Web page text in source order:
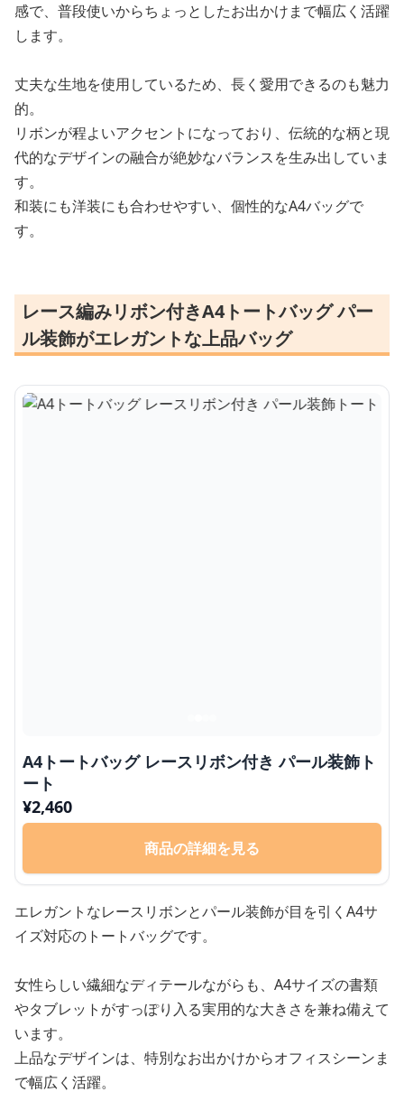
感で、普段使いからちょっとしたお出かけまで幅広く活躍
します。
丈夫な生地を使用しているため、長く愛用できるのも魅力
的。
リボンが程よいアクセントになっており、伝統的な柄と現
代的なデザインの融合が絶妙なバランスを生み出していま
す。
和装にも洋装にも合わせやすい、個性的なA4バッグで
す。
レース編みリボン付きA4トートバッグ パー
ル装飾がエレガントな上品バッグ
A4トートバッグ レースリボン付き パール装飾ト
ート
¥2,460
商品の詳細を見る
エレガントなレースリボンとパール装飾が目を引くA4サ
イズ対応のトートバッグです。
女性らしい繊細なディテールながらも、A4サイズの書類
やタブレットがすっぽり入る実用的な大きさを兼ね備えて
います。
上品なデザインは、特別なお出かけからオフィスシーンま
で幅広く活躍。